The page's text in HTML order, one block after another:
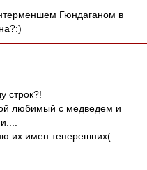
Гюндаганом в
строк?!
любимый с медведем и
их имен теперешних(